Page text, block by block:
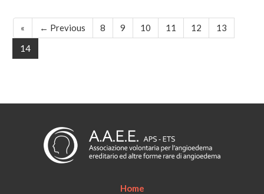
« ← Previous 8 9 10 11 12
13
14
Home